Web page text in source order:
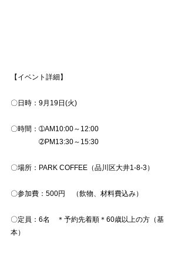
【イベント詳細】
〇日時：9月19日(火)
〇時間：➀AM10:00～12:00
➁PM13:30～15:30
〇場所：PARK COFFEE（品川区大井1-8-3）
〇参加費：500円　（飲物、材料費込み）
〇定員：6名　＊予約先着順＊60歳以上の方（基
本）